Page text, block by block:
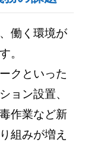
働く環境が
。
クといった
ョン設置、
作業など新
組みが増え